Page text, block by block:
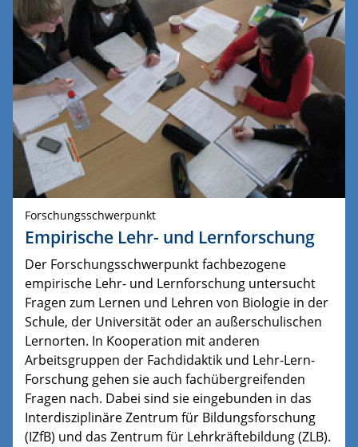
Forschungsschwerpunkt
Empirische Lehr- und Lernforschung
Der Forschungsschwerpunkt fachbezogene
empirische Lehr- und Lernforschung untersucht
Fragen zum Lernen und Lehren von Biologie in der
Schule, der Universität oder an außerschulischen
Lernorten. In Kooperation mit anderen
Arbeitsgruppen der Fachdidaktik und Lehr-Lern-
Forschung gehen sie auch fachübergreifenden
Fragen nach. Dabei sind sie eingebunden in das
Interdisziplinäre Zentrum für Bildungsforschung
(IZfB) und das Zentrum für Lehrkräftebildung (ZLB).